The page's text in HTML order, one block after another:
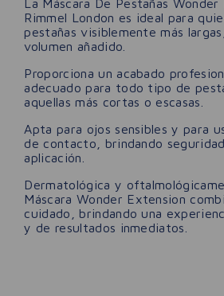
La Máscara De Pestañas
Rimmel London es ideal para
pestañas visiblemente más
volumen añadido.
Proporciona un acabado
adecuado para todo tipo de
aquellas más cortas o escasas.
Apta para ojos sensibles y para
de contacto, brindando
aplicación.
Dermatológica y
Máscara Wonder Extension
cuidado, brindando una
y de resultados inmediatos.